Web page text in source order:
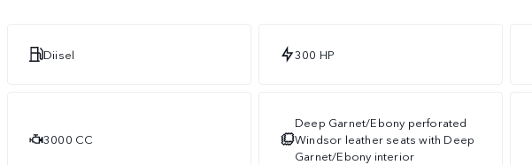
Diisel 300 HP
3000 CC
Deep Garnet/Ebony perforated
Windsor leather seats with Deep
Garnet/Ebony interior